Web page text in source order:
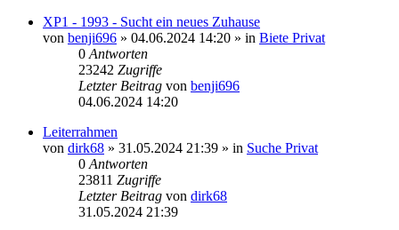
XP1 - 1993 - Sucht ein neues Zuhause
von benji696 » 04.06.2024 14:20 » in Biete Privat
0 Antworten
23242 Zugriffe
Letzter Beitrag von benji696
04.06.2024 14:20
Leiterrahmen
von dirk68 » 31.05.2024 21:39 » in Suche Privat
0 Antworten
23811 Zugriffe
Letzter Beitrag von dirk68
31.05.2024 21:39